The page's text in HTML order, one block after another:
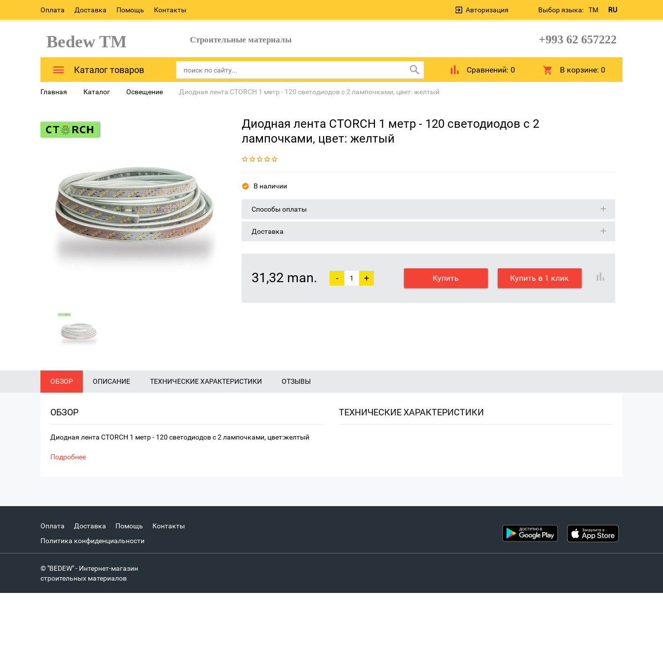
Оплата Доставка Помощь Контакты Выбор языка: TM RU
Авторизация
Bedew TM Строительные материалы +993 62 657222
Каталог товаров Сравнений: 0 В корзине:0
Главная Каталог Освещение Диодная лента CTORCH 1 метр - 120 светодиодов с 2 лампочками, цвет: желтый
Диодная лента CTORCH 1 метр - 120 светодиодов с 2
лампочками, цвет: желтый
В наличии
Способы оплаты
Доставка
31,32 man. - + Купить Купить в 1 клик
ОБЗОР ОПИСАНИЕ ТЕХНИЧЕСКИЕ ХАРАКТЕРИСТИКИ ОТЗЫВЫ
ОБЗОР
Диодная лента CTORCH 1 метр - 120 светодиодов с 2 лампочками, цвет:желтый
Подробнее
ТЕХНИЧЕСКИЕ ХАРАКТЕРИСТИКИ
Оплата Доставка Помощь
Контакты
Политика конфиденциальности
© "BEDEW" - Интернет-магазин
строительных материалов